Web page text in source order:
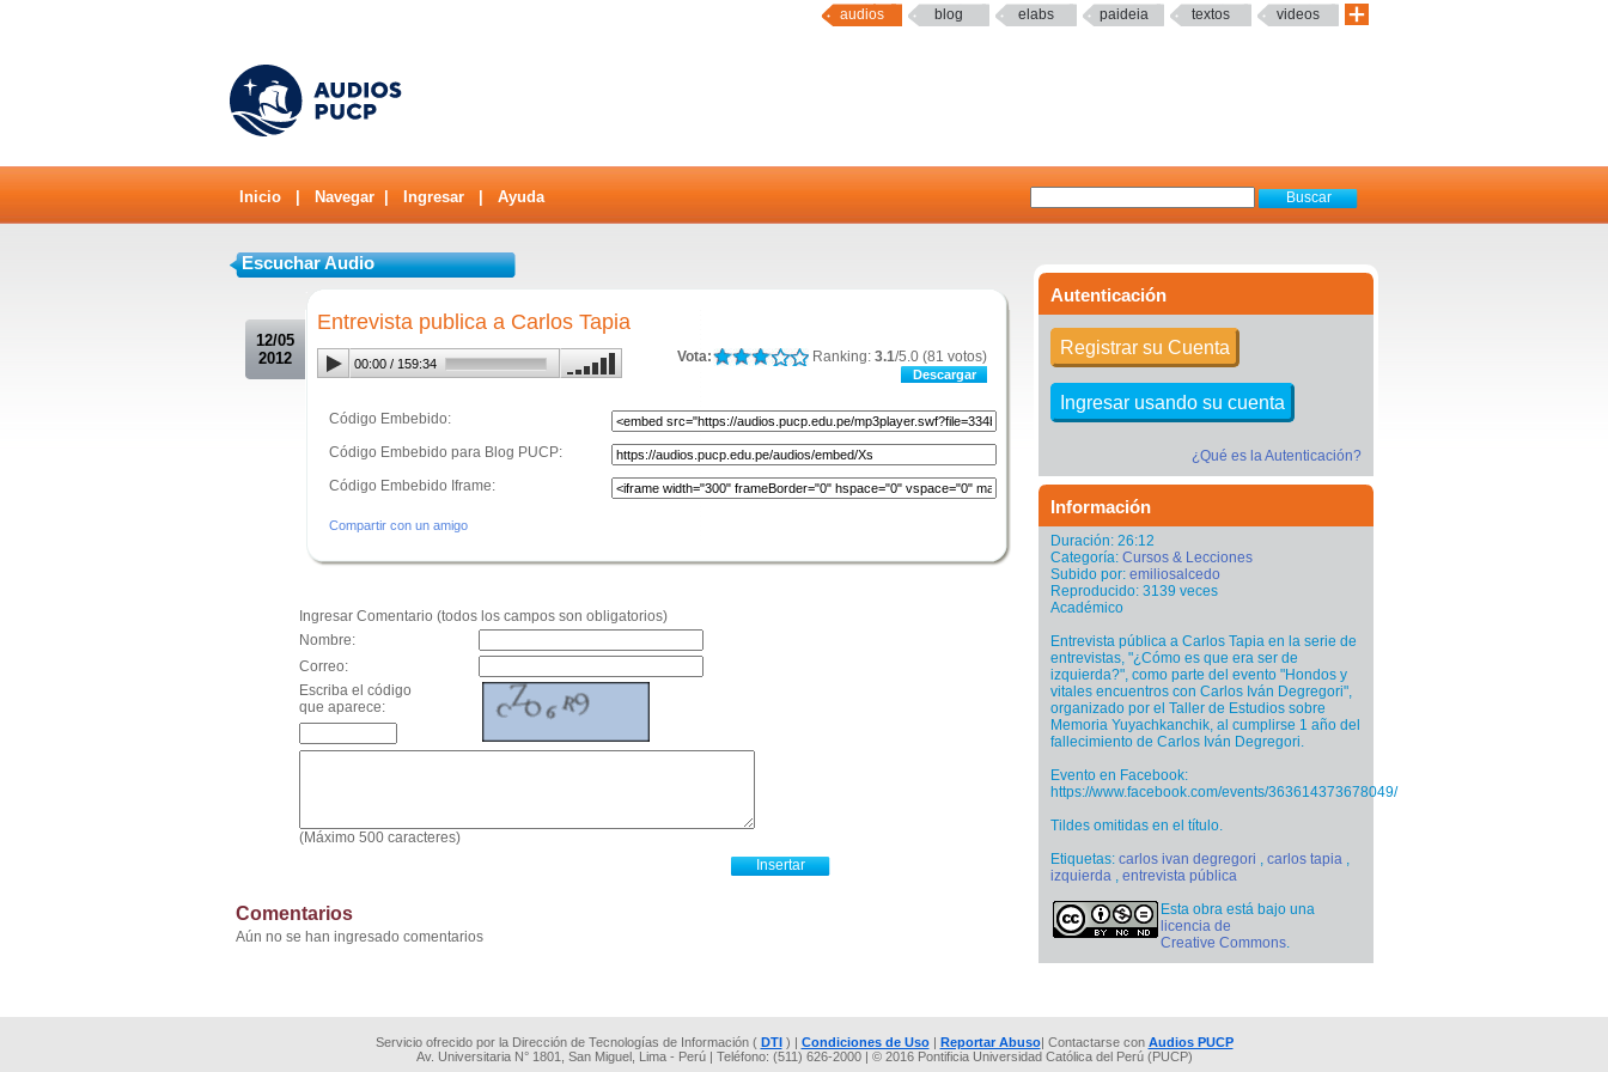
audios blog elabs paideia textos videos
Inicio Navegar Ingresar Ayuda
Autenticación
Registrar su Cuenta
Ingresar usando su cuenta
¿Qué es la Autenticación?
Información
Duración: 26:12
Categoría: Cursos & Lecciones
Subido por: emiliosalcedo
Reproducido: 3139 veces
Académico
Entrevista pública a Carlos Tapia en la serie de
entrevistas, "¿Cómo es que era ser de
izquierda?", como parte del evento "Hondos y
vitales encuentros con Carlos Iván Degregori",
organizado por el Taller de Estudios sobre
Memoria Yuyachkanchik, al cumplirse 1 año del
fallecimiento de Carlos Iván Degregori.
Evento en Facebook:
https://www.facebook.com/events/363614373678049/
Tildes omitidas en el título.
Etiquetas: carlos ivan degregori , carlos tapia ,
izquierda , entrevista pública
Esta obra está bajo una
licencia de
Creative Commons.
Escuchar Audio
12/05
2012
Entrevista publica a Carlos Tapia
Vota: Ranking: 3.1/5.0 (81 votos)
Descargar
00:00 / 159:34
Código Embebido:
Código Embebido para Blog PUCP:
Código Embebido Iframe:
Compartir con un amigo
Ingresar Comentario (todos los campos son obligatorios)
Nombre:
Correo:
Escriba el código
que aparece:
(Máximo 500 caracteres)
Comentarios
Aún no se han ingresado comentarios
Servicio ofrecido por la Dirección de Tecnologías de Información ( DTI) | Condiciones de Uso| Reportar Abuso| Contactarse con Audios PUCP
Av. Universitaria N° 1801, San Miguel, Lima - Perú | Teléfono: (511) 626-2000 | © 2016 Pontificia Universidad Católica del Perú (PUCP)